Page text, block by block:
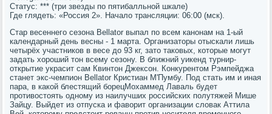
Статус: *** (три звезды по пятибалльной шкале)
Где глядеть: «Россия 2». Начало трансляции: 06:00 (мск).
Стар весеннего сезона Bellator выпал по всем канонам на 1-ый
календарный день весны - 1 марта. Организаторы отыскали лишь
четырёх участников в весе до 93 кг, зато таковых, которые могут
задать хороший тон всему сезону. В ближний уикенд турнир-
открытие украсит сам Квинтон Джексон. Конкурентом Рэмпейджа
станет экс-чемпион Bellator Кристиан М'Пумбу. Под стать им и иная
пара, в какой блестящий борецМохаммед Лаваль будет
противостоять одному из наилучших российских полутяжей Мише
Зайцу. Выйдет из отпуска и фаворит организации словак Аттила